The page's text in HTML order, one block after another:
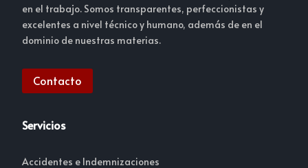
en el trabajo. Somos transparentes, perfeccionistas y
excelentes a nivel técnico y humano, además de en el
dominio de nuestras materias.
Contacto
Servicios
Accidentes e Indemnizaciones